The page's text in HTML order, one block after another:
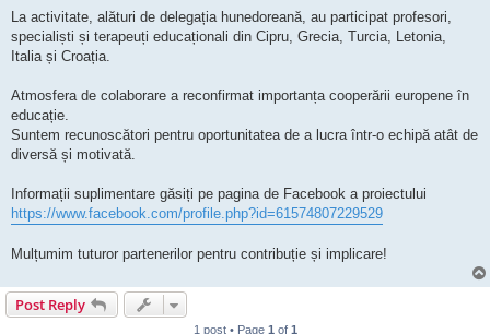
La activitate, alături de delegația hunedoreană, au participat profesori,
specialiști și terapeuți educaționali din Cipru, Grecia, Turcia, Letonia,
Italia și Croația.
Atmosfera de colaborare a reconfirmat importanța cooperării europene în
educație.
Suntem recunoscători pentru oportunitatea de a lucra într-o echipă atât de
diversă și motivată.
Informații suplimentare găsiți pe pagina de Facebook a proiectului
https://www.facebook.com/profile.php?id=61574807229529
Mulțumim tuturor partenerilor pentru contribuție și implicare!
Post Reply
1 post • Page 1 of 1